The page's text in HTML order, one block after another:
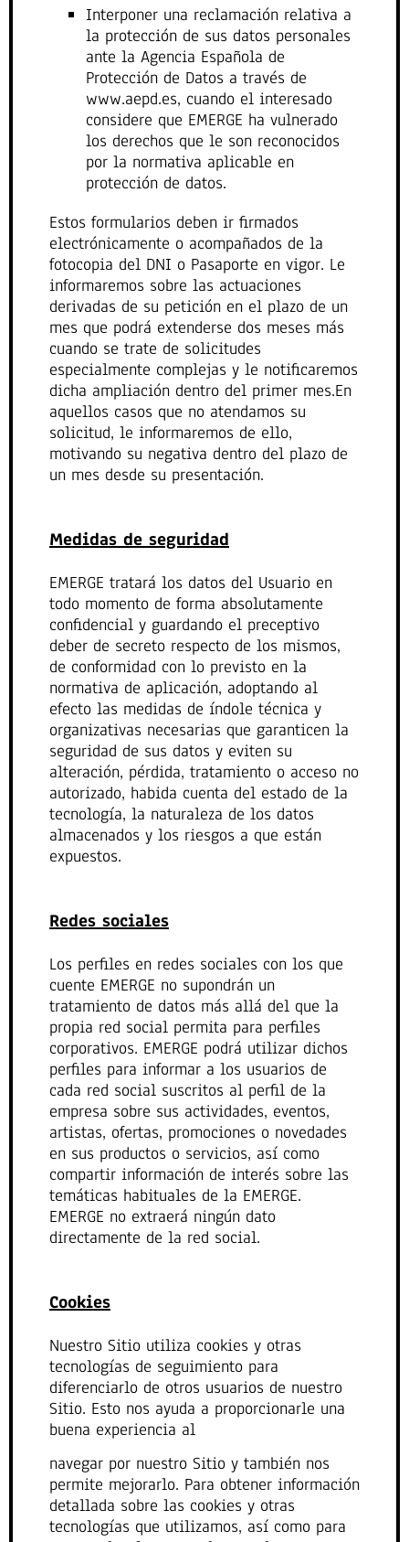
Interponer una reclamación relativa a
la protección de sus datos personales
ante la Agencia Española de
Protección de Datos a través de
www.aepd.es, cuando el interesado
considere que EMERGE ha vulnerado
los derechos que le son reconocidos
por la normativa aplicable en
protección de datos.
Estos formularios deben ir firmados
electrónicamente o acompañados de la
fotocopia del DNI o Pasaporte en vigor. Le
informaremos sobre las actuaciones
derivadas de su petición en el plazo de un
mes que podrá extenderse dos meses más
cuando se trate de solicitudes
especialmente complejas y le notificaremos
dicha ampliación dentro del primer mes.En
aquellos casos que no atendamos su
solicitud, le informaremos de ello,
motivando su negativa dentro del plazo de
un mes desde su presentación.
Medidas de seguridad
EMERGE tratará los datos del Usuario en
todo momento de forma absolutamente
confidencial y guardando el preceptivo
deber de secreto respecto de los mismos,
de conformidad con lo previsto en la
normativa de aplicación, adoptando al
efecto las medidas de índole técnica y
organizativas necesarias que garanticen la
seguridad de sus datos y eviten su
alteración, pérdida, tratamiento o acceso no
autorizado, habida cuenta del estado de la
tecnología, la naturaleza de los datos
almacenados y los riesgos a que están
expuestos.
Redes sociales
Los perfiles en redes sociales con los que
cuente EMERGE no supondrán un
tratamiento de datos más allá del que la
propia red social permita para perfiles
corporativos. EMERGE podrá utilizar dichos
perfiles para informar a los usuarios de
cada red social suscritos al perfil de la
empresa sobre sus actividades, eventos,
artistas, ofertas, promociones o novedades
en sus productos o servicios, así como
compartir información de interés sobre las
temáticas habituales de la EMERGE.
EMERGE no extraerá ningún dato
directamente de la red social.
Cookies
Nuestro Sitio utiliza cookies y otras
tecnologías de seguimiento para
diferenciarlo de otros usuarios de nuestro
Sitio. Esto nos ayuda a proporcionarle una
buena experiencia al
navegar por nuestro Sitio y también nos
permite mejorarlo. Para obtener información
detallada sobre las cookies y otras
tecnologías que utilizamos, así como para